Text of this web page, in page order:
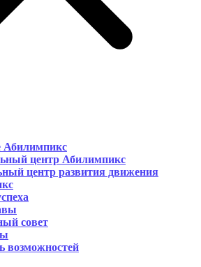
Абилимпикс
центр Абилимпикс
центр развития движения
совет
возможностей